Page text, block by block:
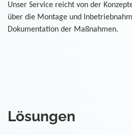
Unser Service reicht von der
über die Montage und
Dokumentation der Maßnahmen.
Lösungen